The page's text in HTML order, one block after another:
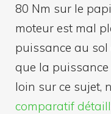
80 Nm sur le
moteur est mal
puissance au
que la puissance
loin sur ce sujet,
comparatif